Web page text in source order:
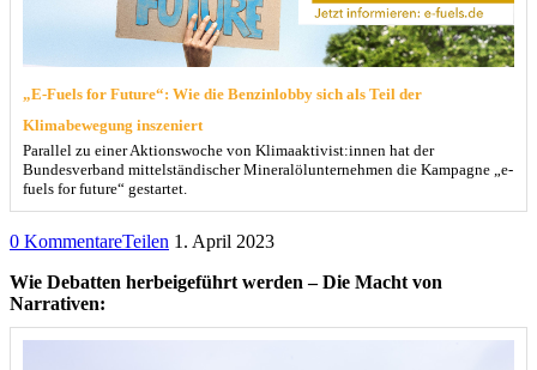
„E-Fuels for Future“: Wie die Benzinlobby sich als Teil der
Klimabewegung inszeniert
Parallel zu einer Aktionswoche von Klimaaktivist:innen hat der
Bundesverband mittelständischer Mineralölunternehmen die Kampagne „e-
fuels for future“ gestartet.
0 KommentareTeilen 1. April 2023
Wie Debatten herbeigeführt werden – Die Macht von
Narrativen: